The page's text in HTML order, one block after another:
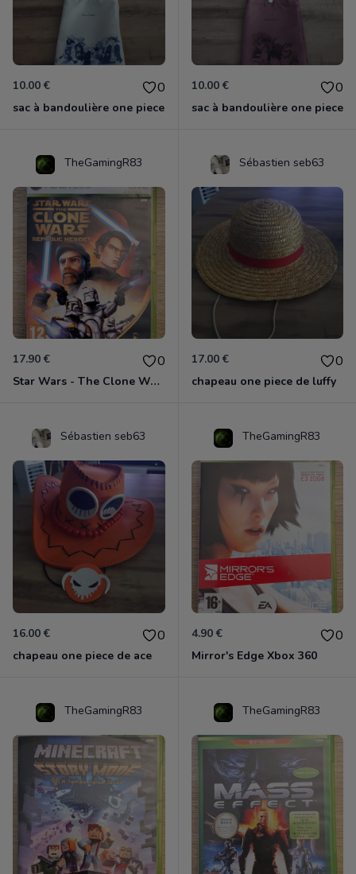
10.00 € 0
sac à bandoulière one piece
10.00 € 0
sac à bandoulière one piece
TheGamingR83
17.90 € 0
Star Wars - The Clone Wars - Les Héros De La République Xbox 360
Sébastien seb63
17.00 € 0
chapeau one piece de luffy
Sébastien seb63
16.00 € 0
chapeau one piece de ace
TheGamingR83
4.90 € 0
Mirror's Edge Xbox 360
TheGamingR83 TheGamingR83